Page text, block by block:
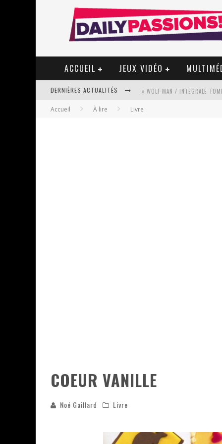
ACCUEIL JEUX VIDÉO
DERNIÈRES ACTUALITÉS « WOLF-MAN / INTEGRALE
Accueil À lire Livre
COEUR VANILLE
Noé Gaillard Livre